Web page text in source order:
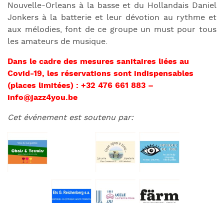
Nouvelle-Orleans à la basse et du Hollandais Daniel
Jonkers à la batterie et leur dévotion au rythme et
aux mélodies, font de ce groupe un must pour tous
les amateurs de musique.
Dans le cadre des mesures sanitaires liées au
Covid-19, les réservations sont indispensables
(places limitées) : +32 476 661 883 –
info@jazz4you.be
Cet événement est soutenu par: